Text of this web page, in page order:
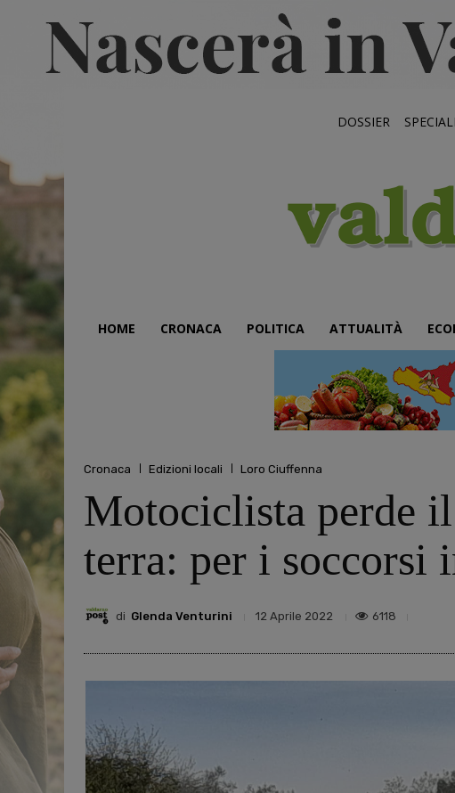
DOSSIER SPECIALI
HOME CRONACA POLITICA ATTUALITÀ
Cronaca Edizioni locali Loro Ciuffenna
Motociclista perde
terra: per i soccorsi
di Glenda Venturini 12 Aprile 2022 6118